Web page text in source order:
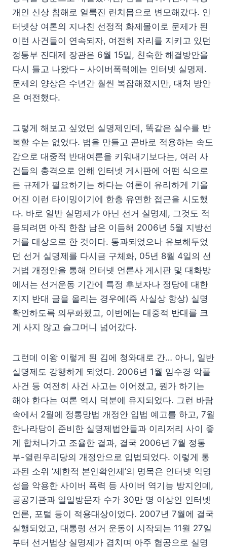
개인 신상 침해로 얼룩진 린치몹으로 변모해갔다. 인
터넷상 여론의 지나친 선정적 화제몰이로 문제가 된
이런 사건들이 연속되자, 여전히 자리를 지키고 있던
정통부 진대제 장관은 6월 15일, 친숙한 해결방안을
다시 들고 나왔다 – 사이버폭력에는 인터넷 실명제.
문제의 양상은 수년간 훨씬 복잡해졌지만, 대처 방안
은 여전했다.
그렇게 해보고 싶었던 실명제인데, 똑같은 실수를 반
복할 수는 없었다. 법을 만들고 곧바로 적용하는 속도
감으로 대중적 반대여론을 키워내기보다는, 여러 사
건들의 충격으로 인해 인터넷 게시판에 어떤 식으로
든 규제가 필요하기는 하다는 여론이 유리하게 기울
어진 이런 타이밍이기에 한층 유연한 접근을 시도했
다. 바로 일반 실명제가 아닌 선거 실명제, 그것도 적
용되려면 아직 한참 남은 이듬해 2006년 5월 지방선
거를 대상으로 한 것이다. 통과되었으나 유보해두었
던 선거 실명제를 다시금 구체화, 05년 8월 4일의 선
거법 개정안을 통해 인터넷 언론사 게시판 및 대화방
에서는 선거운동 기간에 특정 후보자나 정당에 대한
지지 반대 글을 올리는 경우에(즉 사실상 항상) 실명
확인하도록 의무화했고, 이번에는 대중적 반대를 크
게 사지 않고 슬그머니 넘어갔다.
그런데 이왕 이렇게 된 김에 청와대로 간… 아니, 일반
실명제도 강행하게 되었다. 2006년 1월 임수경 악플
사건 등 여전히 사건 사고는 이어졌고, 뭔가 하기는
해야 한다는 여론 역시 덕분에 유지되었다. 그런 바람
속에서 2월에 정통망법 개정안 입법 예고를 하고, 7월
한나라당이 준비한 실명제법안들과 이리저리 사이 좋
게 합쳐나가고 조율한 결과, 결국 2006년 7월 정통
부-열린우리당의 개정안으로 입법되었다. 이렇게 통
과된 소위 ‘제한적 본인확인제’의 명목은 인터넷 익명
성을 악용한 사이버 폭력 등 사이버 역기능 방지인데,
공공기관과 일일방문자 수가 30만 명 이상인 인터넷
언론, 포털 등이 적용대상이었다. 2007년 7월에 결국
실행되었고, 대통령 선거 운동이 시작되는 11월 27일
부터 선거법상 실명제가 겹치며 아주 협공으로 실명